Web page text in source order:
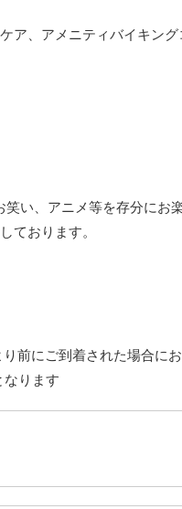
ア、アメニティバイキング
い、アニメ等を存分にお
ております。
前にご到着された場合に
ります